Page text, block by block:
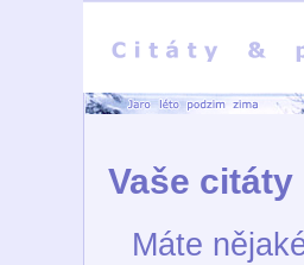
Vaše citáty
Máte